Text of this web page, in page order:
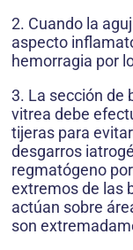
2. Cuando la
aspecto
hemorragia por
3. La sección de
vitrea debe
tijeras para
desgarros
regmatógeno
extremos de las
actúan sobre
son